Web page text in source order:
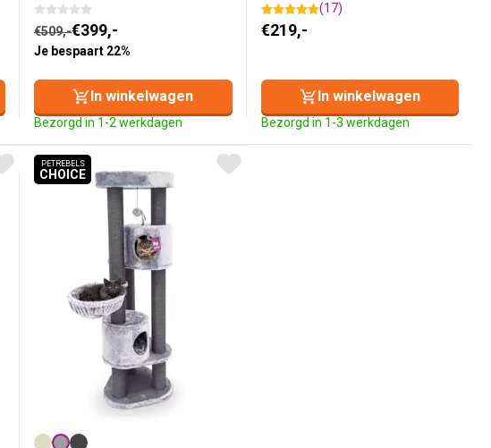
€509,-
Oorspronkelijke prijs was: €509,-.
€399,-
Huidige prijs is: €399,-.
Je bespaart 22%
Bezorgd in 1-2 werkdagen
In winkelwagen
(17)
€219,-
Bezorgd in 1-3 werkdagen
In winkelwagen
PETREBELS
CHOICEPETREBELS CHOICE